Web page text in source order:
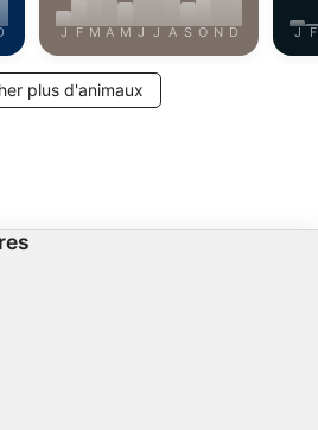
J F M A M J J A S O N D J F
plus d'animaux